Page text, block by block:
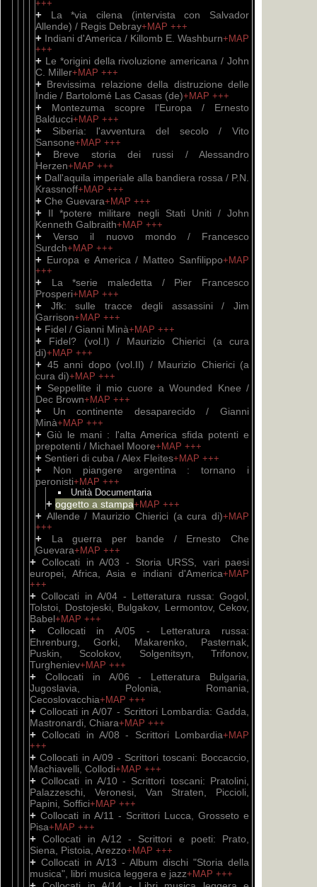
+++
+
La *via cilena (intervista con Salvador
Allende) / Regis Debray+MAP +++
+ Indiani d'America / Killomb E. Washburn+MAP
+++
+ Le *origini della rivoluzione americana / John
C. Miller+MAP +++
+ Brevissima relazione della distruzione delle
Indie / Bartolomé Las Casas (de)+MAP +++
+ Montezuma scopre l'Europa / Ernesto
Balducci+MAP +++
+
Siberia: l'avventura del secolo / Vito
Sansone+MAP +++
+ Breve storia dei russi / Alessandro
Herzen+MAP +++
+ Dall'aquila imperiale alla bandiera rossa / P.N.
Krassnoff+MAP +++
+ Che Guevara+MAP +++
+ Il *potere militare negli Stati Uniti / John
Kenneth Galbraith+MAP +++
+Verso il nuovo mondo / Francesco
Surdch+MAP +++
+ Europa e America / Matteo Sanfilippo+MAP
+++
+
La *serie maledetta / Pier Francesco
Prosperi+MAP +++
+ Jfk: sulle tracce degli assassini / Jim
Garrison+MAP +++
+ Fidel / Gianni Minà+MAP +++
+ Fidel? (vol.I) / Maurizio Chierici (a cura
di)+MAP +++
+ 45 anni dopo (vol.II) / Maurizio Chierici (a
cura di)+MAP +++
+ Seppellite il mio cuore a Wounded Knee /
Dec Brown+MAP +++
+
Un continente desaparecido / Gianni
Minà+MAP +++
+Giù le mani : l'alta America sfida potenti e
prepotenti / Michael Moore+MAP +++
+ Sentieri di cuba / Alex Fleites+MAP +++
+
Non piangere argentina : tornano i
peronisti+MAP +++
Unità Documentaria
+ oggetto a stampa+MAP +++
+ Allende / Maurizio Chierici (a cura di)+MAP
+++
+
La guerra per bande / Ernesto Che
Guevara+MAP +++
+Collocati in A/03 - Storia URSS, vari paesi
europei, Africa, Asia e indiani d'America+MAP
+++
+Collocati in A/04 - Letteratura russa: Gogol,
Tolstoi, Dostojeski, Bulgakov, Lermontov, Cekov,
Babel+MAP +++
+ Collocati in A/05 - Letteratura russa:
Ehrenburg, Gorki, Makarenko, Pasternak,
Puskin, Scolokov, Solgenitsyn, Trifonov,
Turgheniev+MAP +++
+ Collocati in A/06 - Letteratura Bulgaria,
Jugoslavia, Polonia, Romania,
Cecoslovacchia+MAP +++
+Collocati in A/07 - Scrittori Lombardia: Gadda,
Mastronardi, Chiara+MAP +++
+Collocati in A/08 - Scrittori Lombardia+MAP
+++
+Collocati in A/09 - Scrittori toscani: Boccaccio,
Machiavelli, Collodi+MAP +++
+Collocati in A/10 - Scrittori toscani: Pratolini,
Palazzeschi, Veronesi, Van Straten, Piccioli,
Papini, Soffici+MAP +++
+ Collocati in A/11 - Scrittori Lucca, Grosseto e
Pisa+MAP +++
+Collocati in A/12 - Scrittori e poeti: Prato,
Siena, Pistoia, Arezzo+MAP +++
+ Collocati in A/13 - Album dischi "Storia della
musica", libri musica leggera e jazz+MAP +++